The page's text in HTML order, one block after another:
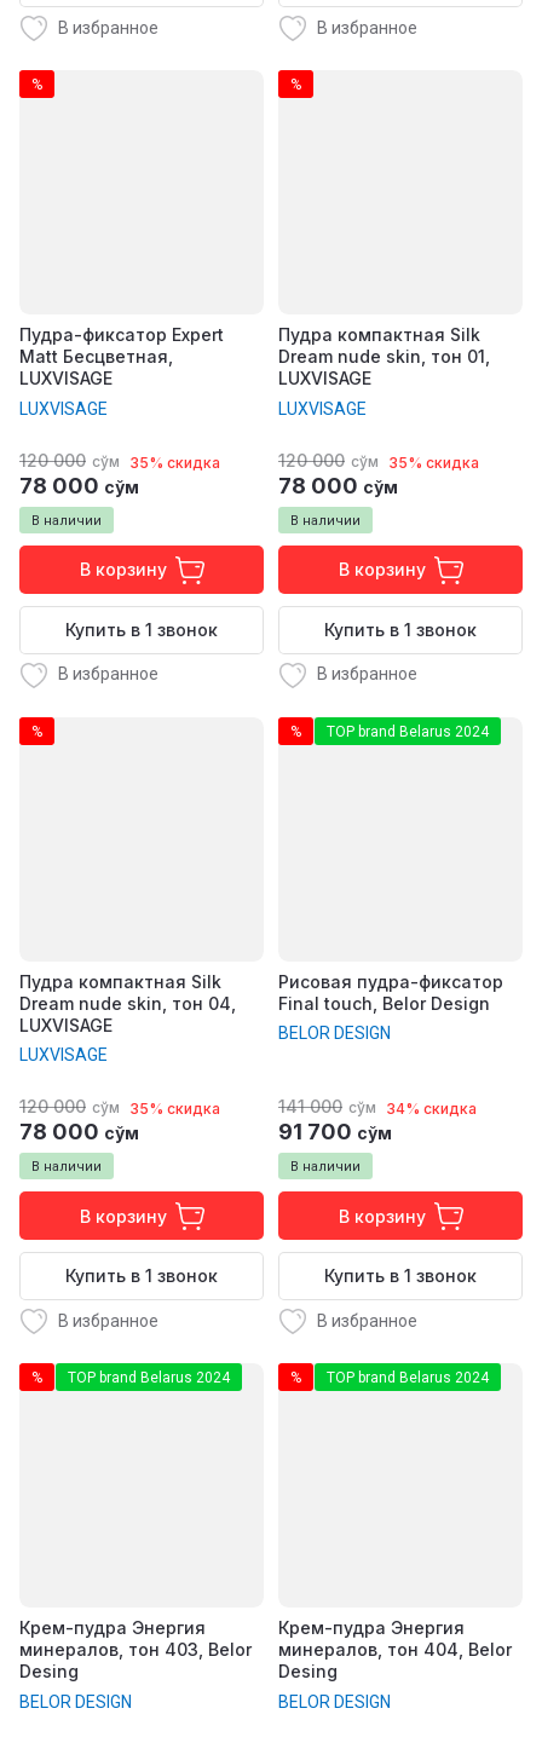
В избранное В избранное
%
Пудра-фиксатор Expert
Matt Бесцветная,
LUXVISAGE
LUXVISAGE
В наличии
120 000 сўм 35% скидка
78 000 сўм
В корзину
Купить в 1 звонок
В избранное
%
Пудра компактная Silk
Dream nude skin, тон 01,
LUXVISAGE
LUXVISAGE
В наличии
120 000 сўм 35% скидка
78 000 сўм
В корзину
Купить в 1 звонок
В избранное
%
Пудра компактная Silk
Dream nude skin, тон 04,
LUXVISAGE
LUXVISAGE
В наличии
120 000 сўм 35% скидка
78 000 сўм
В корзину
Купить в 1 звонок
В избранное
% TOP brand Belarus 2024
Рисовая пудра-фиксатор
Final touch, Belor Design
BELOR DESIGN
В наличии
141 000 сўм 34% скидка
91 700 сўм
В корзину
Купить в 1 звонок
В избранное
% TOP brand Belarus 2024
Крем-пудра Энергия
минералов, тон 403, Belor
Desing
BELOR DESIGN
% TOP brand Belarus 2024
Крем-пудра Энергия
минералов, тон 404, Belor
Desing
BELOR DESIGN